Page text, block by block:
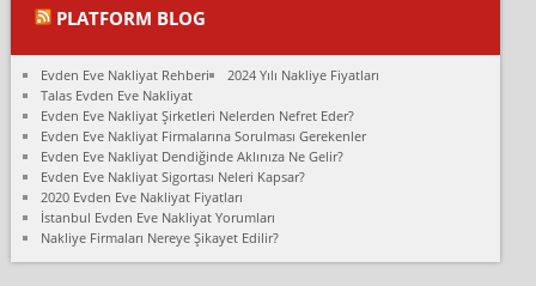
Ali:
olduk. Asansörlü dediler sonra uraya asansör kurulmaz dediler
fark istediler. ortada asa...
Nimet:
Ben 2021 Ağustos ilk haftası Evimi taşıdım yani İstanbul'un bir
Mahallesi'nden bir başka Mahallesi'ne yani Ümraniye bölgesinde
oturuyorum önceleri ara...
Nimet Köse:
Merhaba ben 2021 Ağustos ilk haftası evimi Ümraniye'den Çok
PLATFORM BLOG
Evden Eve Nakliyat Rehberi
2024 Yılı Nakliye Fiyatları
Talas Evden Eve Nakliyat
Evden Eve Nakliyat Şirketleri Nelerden Nefret Eder?
Evden Eve Nakliyat Firmalarına Sorulması Gerekenler
Evden Eve Nakliyat Dendiğinde Aklınıza Ne Gelir?
Evden Eve Nakliyat Sigortası Neleri Kapsar?
2020 Evden Eve Nakliyat Fiyatları
İstanbul Evden Eve Nakliyat Yorumları
Nakliye Firmaları Nereye Şikayet Edilir?